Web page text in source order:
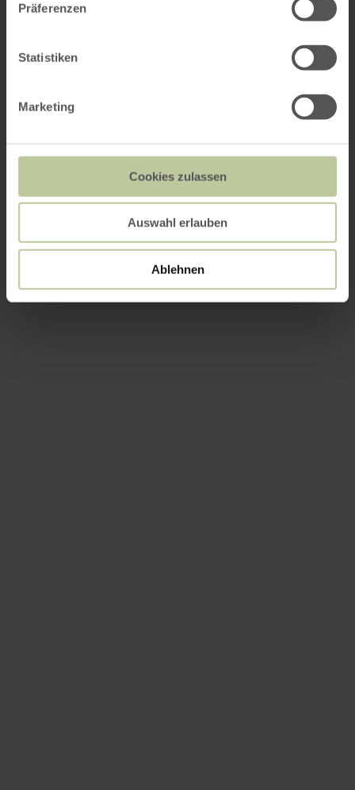
Präferenzen
Statistiken
Marketing
Cookies zulassen
Auswahl erlauben
Ablehnen